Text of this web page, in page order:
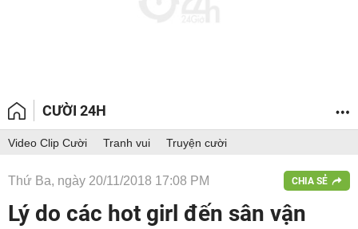
CƯỜI 24H
Video Clip Cười Tranh vui Truyện cười
Thứ Ba, ngày 20/11/2018 17:08 PM CHIA SẺ
Lý do các hot girl đến sân vận